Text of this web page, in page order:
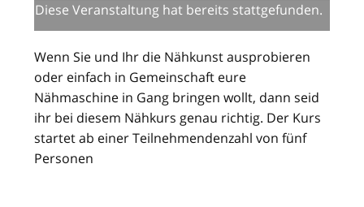
Diese Veranstaltung hat bereits stattgefunden.
Wenn Sie und Ihr die Nähkunst ausprobieren
oder einfach in Gemeinschaft eure
Nähmaschine in Gang bringen wollt, dann seid
ihr bei diesem Nähkurs genau richtig. Der Kurs
startet ab einer Teilnehmendenzahl von fünf
Personen